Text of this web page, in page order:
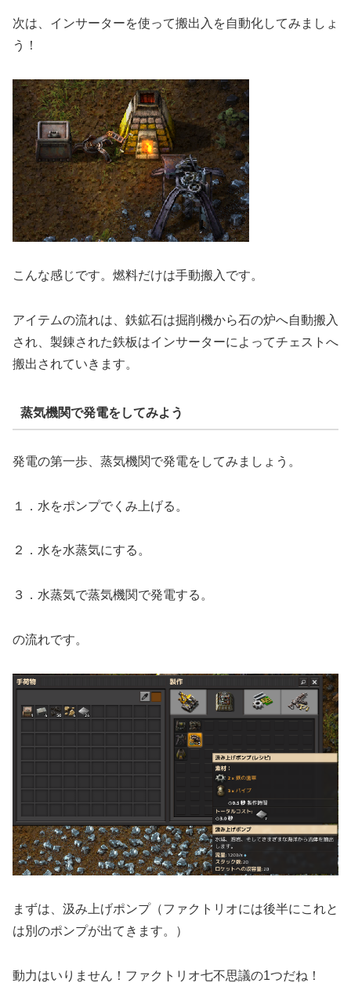
次は、インサーターを使って搬出入を自動化してみましょ
う！
こんな感じです。燃料だけは手動搬入です。
アイテムの流れは、鉄鉱石は掘削機から石の炉へ自動搬入
され、製錬された鉄板はインサーターによってチェストへ
搬出されていきます。
蒸気機関で発電をしてみよう
発電の第一歩、蒸気機関で発電をしてみましょう。
１．水をポンプでくみ上げる。
２．水を水蒸気にする。
３．水蒸気で蒸気機関で発電する。
の流れです。
まずは、汲み上げポンプ（ファクトリオには後半にこれと
は別のポンプが出てきます。）
動力はいりません！ファクトリオ七不思議の1つだね！